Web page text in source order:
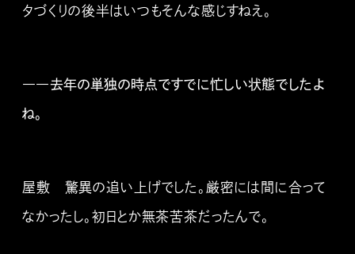
タづくりの後半はいつもそんな感じすねえ。
――去年の単独の時点ですでに忙しい状態でしたよ
ね。
屋敷 驚異の追い上げでした。厳密には間に合って
なかったし。初日とか無茶苦茶だったんで。